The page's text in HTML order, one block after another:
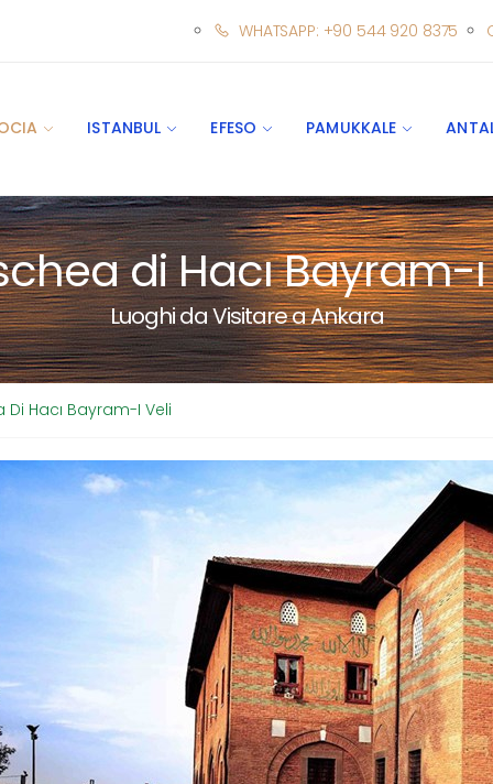
WHATSAPP: +90 544 920 8375
ISTANBUL EFESO PAMUKKALE
di Hacı Bayram-
Luoghi da Visitare a Ankara
Hacı Bayram-I Veli